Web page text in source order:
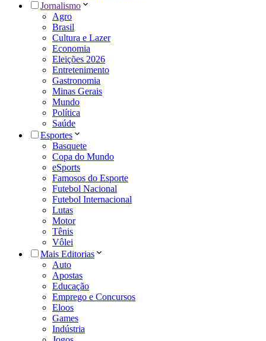
Jornalismo
Agro
Brasil
Cultura e Lazer
Economia
Eleições 2026
Entretenimento
Gastronomia
Minas Gerais
Mundo
Política
Saúde
Esportes
Basquete
Copa do Mundo
eSports
Famosos do Esporte
Futebol Nacional
Futebol Internacional
Lutas
Motor
Tênis
Vôlei
Mais Editorias
Auto
Apostas
Educação
Emprego e Concursos
Eloos
Games
Indústria